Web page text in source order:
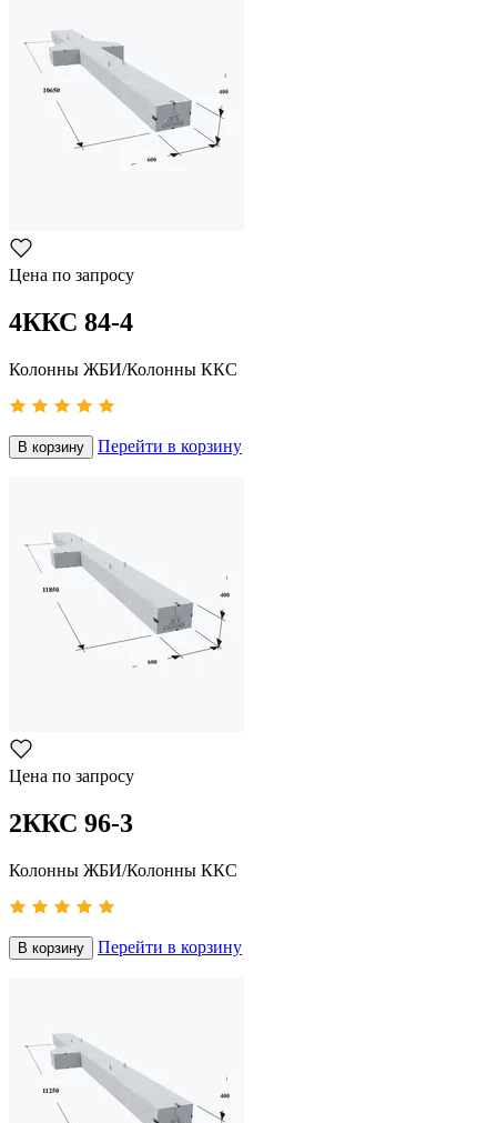
Цена по запросу
4ККС 84-4
Колонны ЖБИ/Колонны ККС
В корзину Перейти в корзину
Цена по запросу
2ККС 96-3
Колонны ЖБИ/Колонны ККС
В корзину Перейти в корзину